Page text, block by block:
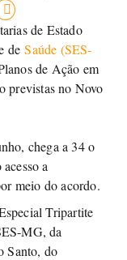

de Estado
deSaúde (SES-
de Ação em
previstas no Novo
chega a 34 o
a
meio do acordo.
Tripartite
MG, da
Santo, do